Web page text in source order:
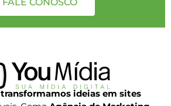
transformamos ideias em sites